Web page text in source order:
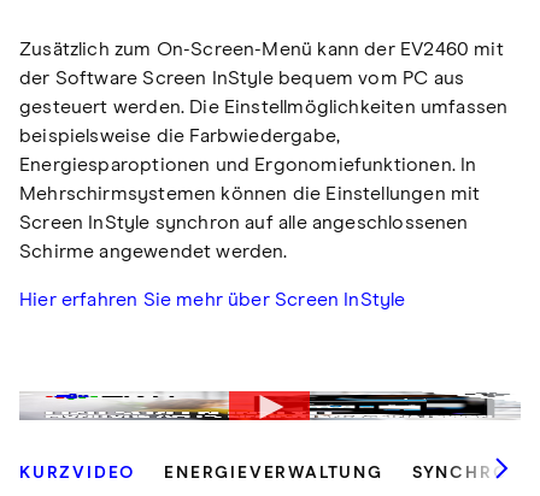
Zusätzlich zum On-Screen-Menü kann der EV2460 mit
der Software Screen InStyle bequem vom PC aus
gesteuert werden. Die Einstellmöglichkeiten umfassen
beispielsweise die Farbwiedergabe,
Energiesparoptionen und Ergonomiefunktionen. In
Mehrschirmsystemen können die Einstellungen mit
Screen InStyle synchron auf alle angeschlossenen
Schirme angewendet werden.
Hier erfahren Sie mehr über Screen InStyle
KURZVIDEO ENERGIEVERWALTUNG